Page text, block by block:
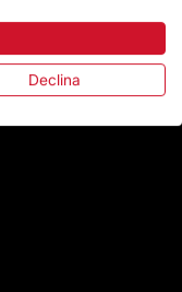
Declina